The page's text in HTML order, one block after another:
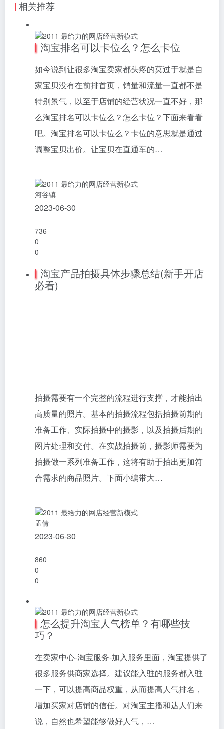
相关推荐
淘宝排名可以卡位么？怎么卡位
如今说到让很多淘宝卖家都头疼的莫过于就是自
家宝贝没有在前排首页，销量和流量一直都不是
特别景气，以至于店铺的经营状况一直不好，那
么淘宝排名可以卡位么？怎么卡位？下面来看看
吧。淘宝排名可以卡位么？卡位的意思就是通过
调整宝贝出价。让宝贝在直通车的…
河谷镇
2023-06-30
736
0
0
淘宝产品拍摄具体步骤总结(新手开店
必看)
拍摄需要有一个完整的流程进行支撑，才能拍出
高质量的照片。基本的拍摄流程包括拍摄前期的
准备工作、实际拍摄中的摄影，以及拍摄后期的
图片处理和交付。在实战拍摄前，摄影师需要为
拍摄做一系列准备工作，这将有助于拍出更加符
合需求的商品照片。下面小编带大…
孟倩
2023-06-30
860
0
0
怎么提升淘宝人气榜单？有哪些技
巧？
在卖家中心-淘宝服务-加入服务里面，淘宝提供了
很多服务供商家选择。建议能入驻的服务都入驻
一下，可以提高商品权重，从而提高人气排名，
增加买家对店铺的信任。对淘宝主播和达人们来
说，自然也希望能够做好人气，…